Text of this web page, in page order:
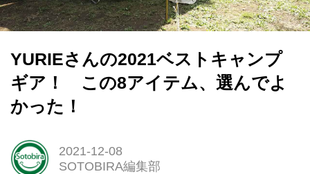
YURIEさんの2021ベストキャンプ
ギア！ この8アイテム、選んでよ
かった！
2021-12-08
SOTOBIRA編集部